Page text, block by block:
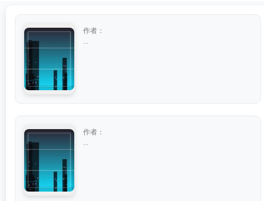
作者：
作者：